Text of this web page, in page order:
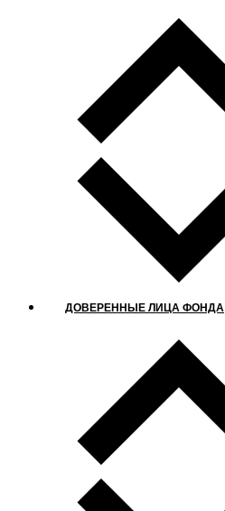
ДОВЕРЕННЫЕ ЛИЦА ФОНДА